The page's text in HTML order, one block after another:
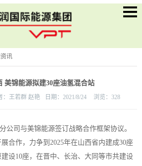
讯
美锦能源拟建30座油氢混合站
：王若群 赵艳 日期： 2021/8/24 浏览： 328
公司与美锦能源签订战略合作框架协议。
合作，力争到 2025年在山西省内建成30座
建设10座，在晋中、长治、大同等市共建设